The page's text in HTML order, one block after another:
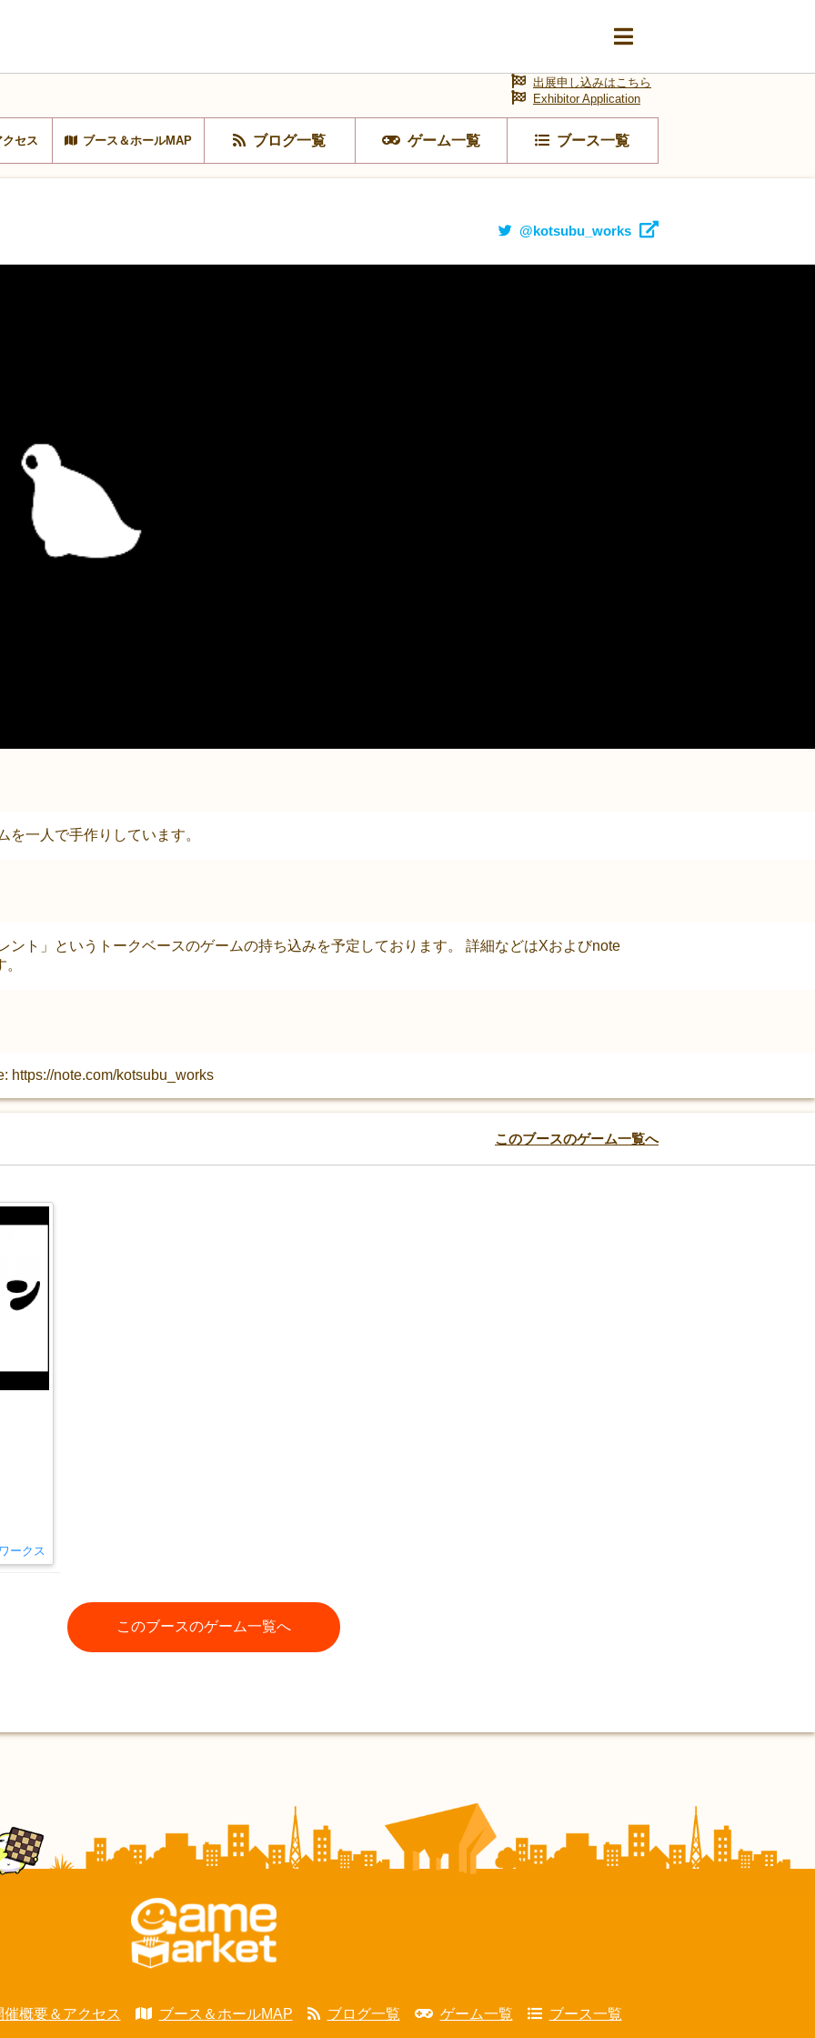
クセス ブース＆ホールMAP ブログ一覧 ゲーム一覧 ブース一覧
出展申し込みはこちら
Exhibitor Application
@kotsubu_works
を一人で手作りしています。
ント」というトークベースのゲームの持ち込みを予定しております。 詳細などはXおよびnote
https://note.com/kotsubu_works
このブースのゲーム一覧へ
ークス
このブースのゲーム一覧へ
催概要＆アクセス ブース＆ホールMAP ブログ一覧 ゲーム一覧 ブース一覧